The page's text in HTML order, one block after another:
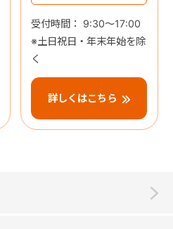
受付時間： 9:30～17:00
※土日祝日・年末年始を除
く
詳しくはこちら